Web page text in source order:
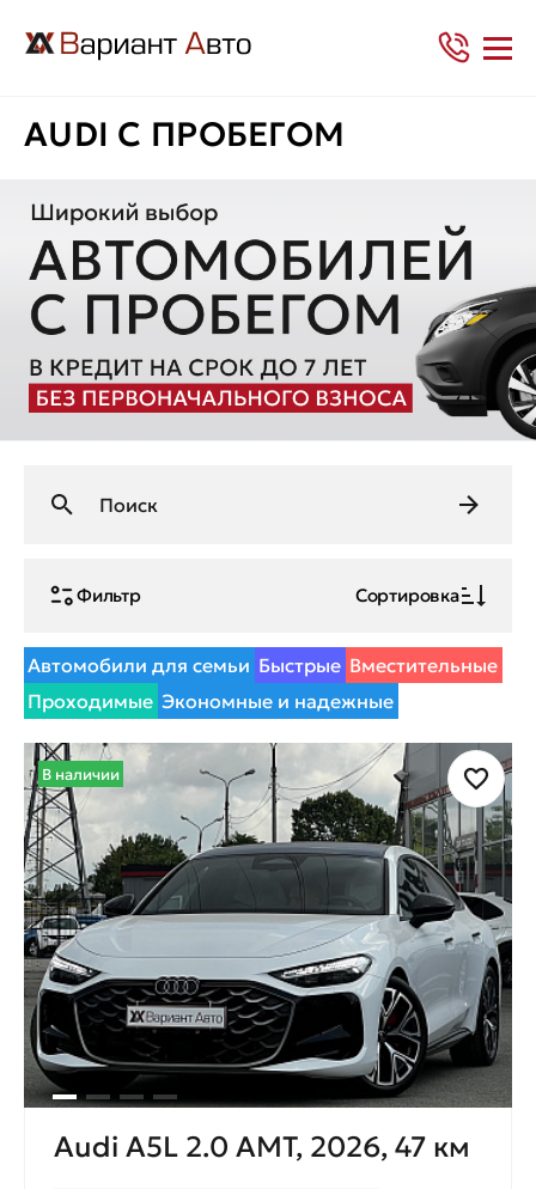
AUDI С ПРОБЕГОМ
Фильтр Сортировка
Автомобили для семьи Быстрые Вместительные
Проходимые Экономные и надежные
В наличии
Audi A5L 2.0 AMT, 2026, 47 км